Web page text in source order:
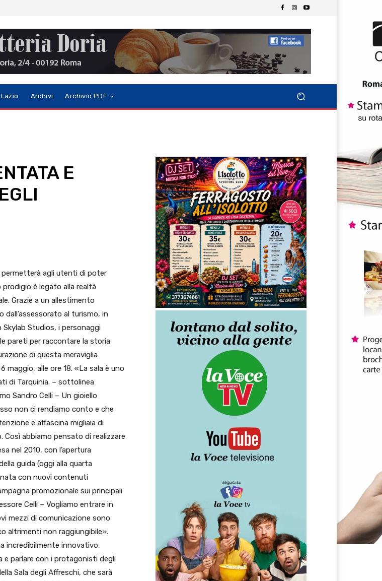
Lazio Archivi Archivio PDF
E
agli utenti di poter
è legato alla realtà
Grazie a un allestimento
dall’assessorato al turismo, in
Skylab Studios, i personaggi
pareti per raccontare la storia
di questa meraviglia
maggio, alle ore 18. «La sala è uno
di Tarquinia. – sottolinea
Sandro Celli – Un gioiello
non ci rendiamo conto e che
e affascina migliaia di
Così abbiamo pensato di realizzare
nel 2010, con l’apertura
guida (oggi alla quarta
con nuovi contenuti
promozionale sui principali
Celli – Vogliamo entrare in
mezzi di comunicazione sono
altrimenti non raggiungibile».
incredibilmente innovativo,
parlare con i protagonisti degli
Sala degli Affreschi, che sarà